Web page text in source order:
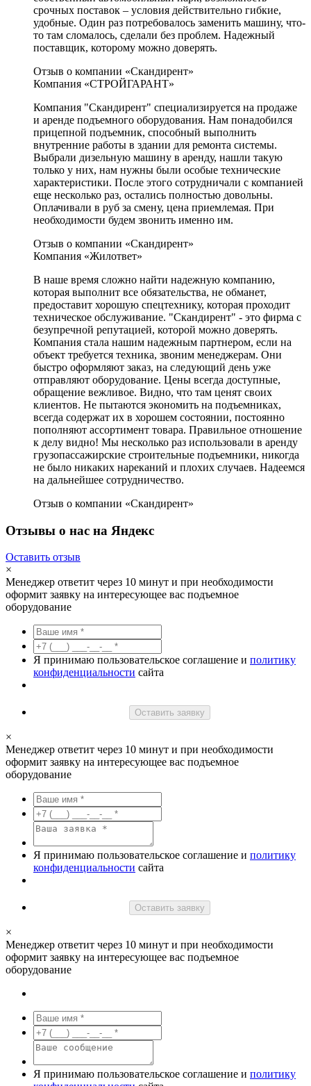
срочных поставок – условия действительно гибкие,
удобные. Один раз потребовалось заменить машину, что-
то там сломалось, сделали без проблем. Надежный
поставщик, которому можно доверять.
Отзыв о компании «Скандирент»
Компания «СТРОЙГАРАНТ»
Компания "Скандирент" специализируется на продаже
и аренде подъемного оборудования. Нам понадобился
прицепной подъемник, способный выполнить
внутренние работы в здании для ремонта системы.
Выбрали дизельную машину в аренду, нашли такую
только у них, нам нужны были особые технические
характеристики. После этого сотрудничали с компанией
еще несколько раз, остались полностью довольны.
Оплачивали в руб за смену, цена приемлемая. При
необходимости будем звонить именно им.
Отзыв о компании «Скандирент»
Компания «Жилответ»
В наше время сложно найти надежную компанию,
которая выполнит все обязательства, не обманет,
предоставит хорошую спецтехнику, которая проходит
техническое обслуживание. "Скандирент" - это фирма с
безупречной репутацией, которой можно доверять.
Компания стала нашим надежным партнером, если на
объект требуется техника, звоним менеджерам. Они
быстро оформляют заказ, на следующий день уже
отправляют оборудование. Цены всегда доступные,
обращение вежливое. Видно, что там ценят своих
клиентов. Не пытаются экономить на подъемниках,
всегда содержат их в хорошем состоянии, постоянно
пополняют ассортимент товара. Правильное отношение
к делу видно! Мы несколько раз использовали в аренду
грузопассажирские строительные подъемники, никогда
не было никаких нареканий и плохих случаев. Надеемся
на дальнейшее сотрудничество.
Отзыв о компании «Скандирент»
Отзывы о нас на Яндекс
Оставить отзыв
×
Менеджер ответит через 10 минут и при необходимости
оформит заявку на интересующее вас подъемное
оборудование
Я принимаю пользовательское соглашение и политику
конфиденциальности сайта
Оставить заявку
×
Менеджер ответит через 10 минут и при необходимости
оформит заявку на интересующее вас подъемное
оборудование
Я принимаю пользовательское соглашение и политику
конфиденциальности сайта
Оставить заявку
×
Менеджер ответит через 10 минут и при необходимости
оформит заявку на интересующее вас подъемное
оборудование
Я принимаю пользовательское соглашение и политику